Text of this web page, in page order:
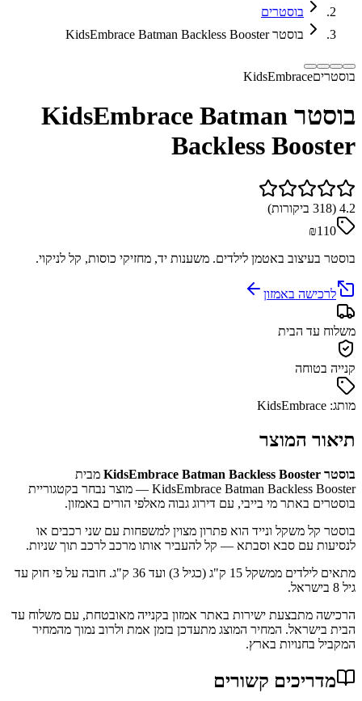
בוסטרים
בוסטר KidsEmbrace Batman Backless Booster
בוסטריםKidsEmbrace
בוסטר KidsEmbrace Batman
Backless Booster
4.2
(
318 ביקורות)
₪110
בוסטר בעיצוב באטמן לילדים. משענות יד, מחזיקי כוסות, קל לניקוי.
לרכישה באמזון
משלוח עד הבית
קנייה בטוחה
מותג: KidsEmbrace
תיאור המוצר
בוסטר KidsEmbrace Batman Backless Booster
מבית
KidsEmbrace Batman Backless Booster — מוצר נבחר בקטגוריית
בוסטרים באתר מי בייבי, עם דירוג גבוה מאלפי הורים באמזון.
בוסטר קל משקל ונייד הוא פתרון מצוין למשפחות עם שני רכבים או
לנסיעות עם סבא וסבתא — קל להעביר אותו מרכב לרכב תוך שניות.
מתאים לילדים ממשקל 15 ק"ג (כגיל 3) ועד 36 ק"ג. חובה על פי חוק עד
גיל 8 בישראל.
הרכישה מתבצעת ישירות באתר אמזון בקנייה מאובטחת, עם משלוח עד
הבית בישראל. המחיר המוצג מתעדכן בזמן אמת ולרוב נמוך מהמחיר
המקביל בחנויות בארץ.
מדריכים קשורים